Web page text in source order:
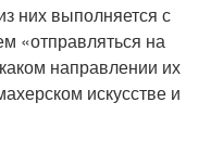
них выполняется с
«отправляться на
направлении их
искусстве и